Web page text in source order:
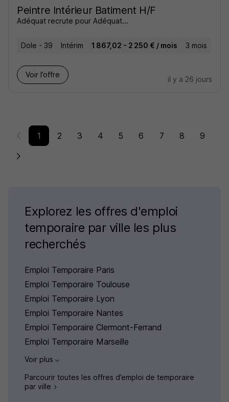
Peintre Intérieur Batiment H/F
Adéquat recrute pour Adéquat...
Dole - 39 Intérim 1 867,02 - 2 250 € / mois 3 mois
Voir l’offre
il y a 26 jours
1 2 3 4 5 6 7 8 9
Explorez les offres d'emploi
temporaire par ville les plus
recherchés
Emploi Temporaire Paris
Emploi Temporaire Toulouse
Emploi Temporaire Lyon
Emploi Temporaire Nantes
Emploi Temporaire Clermont-Ferrand
Emploi Temporaire Marseille
Voir plus
Parcourir toutes les offres d’emploi de temporaire
par ville